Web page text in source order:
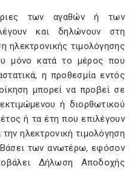
των αγαθών ή των
και δηλώνουν στη
ηλεκτρονικής τιμολόγησης
μόνο κατά το μέρος που
η προθεσμία εντός
μπορεί να προβεί σε
ή διορθωτικού
ή τα έτη που επιλέγουν
ηλεκτρονική τιμολόγηση
Βάσει των ανωτέρω, εφόσον
Δήλωση Αποδοχής